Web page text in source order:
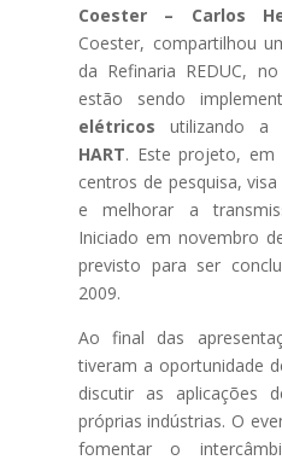
Coester – Carlos
Coester, compartilhou
da Refinaria REDUC,
estão sendo
elétricos utilizando a
HART. Este projeto, em
centros de pesquisa,
e melhorar a
Iniciado em novembro
previsto para ser
2009.
Ao final das
tiveram a oportunidade
discutir as aplicações
próprias indústrias. O
fomentar o